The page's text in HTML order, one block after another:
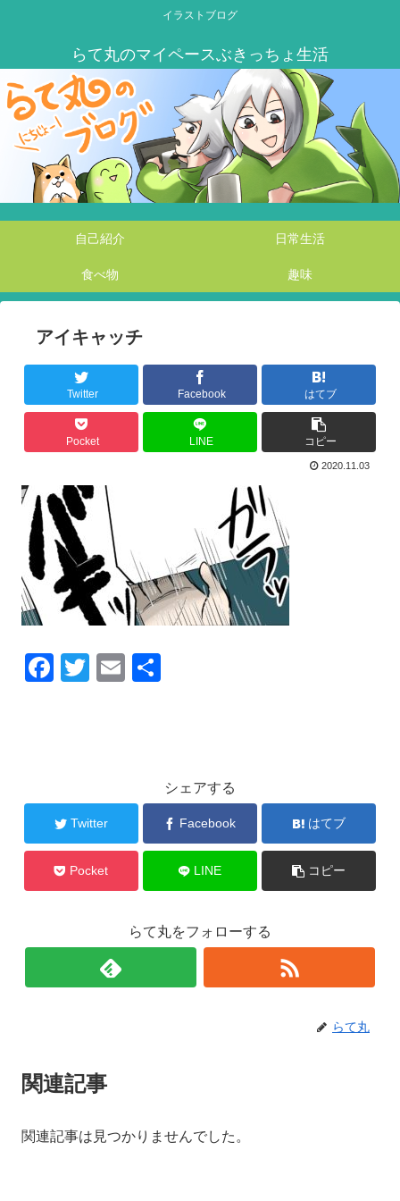
イラストブログ
自己紹介 日常生活
食べ物 趣味
アイキャッチ
Twitter Facebook はてブ
Pocket LINE コピー
2020.11.03
F
o
o
k
T
E
シェアする
Twitter Facebook はてブ
Pocket LINE コピー
らて丸をフォローする
らて丸
関連記事
関連記事は見つかりませんでした。